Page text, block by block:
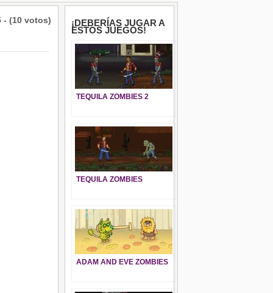
- (10 votos) ¡DEBERÍAS JUGAR A
ESTOS JUEGOS!
TEQUILA ZOMBIES 2
TEQUILA ZOMBIES
ADAM AND EVE ZOMBIES